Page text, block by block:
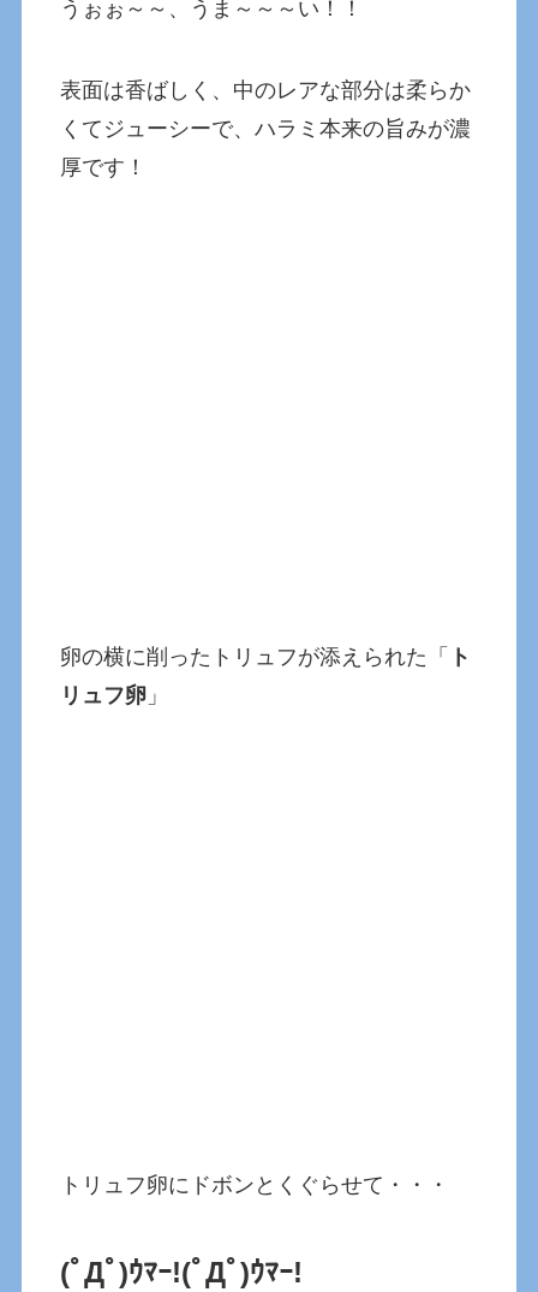
うぉぉ～～、うま～～～い！！
表面は香ばしく、中のレアな部分は柔らか
くてジューシーで、ハラミ本来の旨みが濃
厚です！
卵の横に削ったトリュフが添えられた「
ト
リュフ卵 」
トリュフ卵にドボンとくぐらせて・・・
(ﾟДﾟ)ｳﾏｰ!(ﾟДﾟ)ｳﾏｰ!